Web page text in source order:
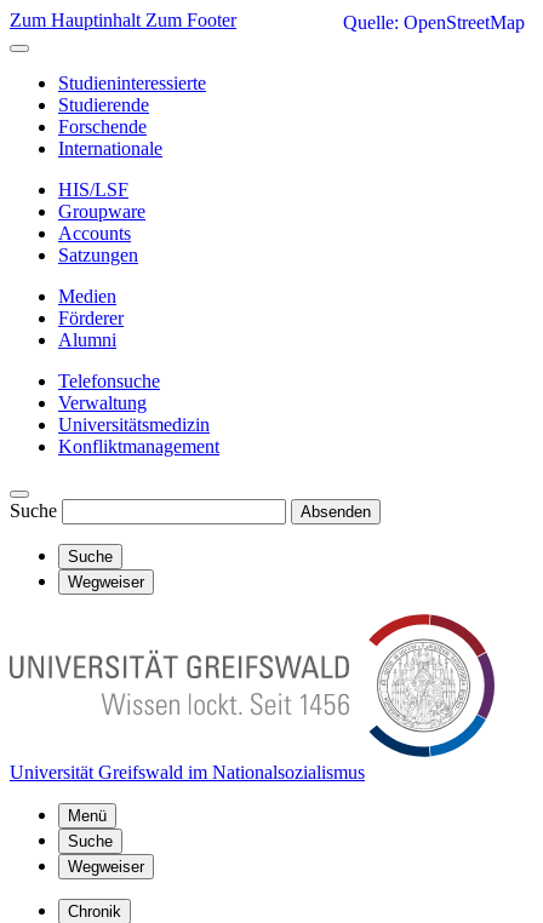
Zum Hauptinhalt Zum Footer
Studieninteressierte
Studierende
Forschende
Internationale
HIS/LSF
Groupware
Accounts
Satzungen
Medien
Förderer
Alumni
Telefonsuche
Verwaltung
Universitätsmedizin
Konfliktmanagement
Suche Absenden
Suche
Wegweiser
Universität Greifswald im Nationalsozialismus
Menü
Suche
Wegweiser
Chronik
Quelle: OpenStreetMap